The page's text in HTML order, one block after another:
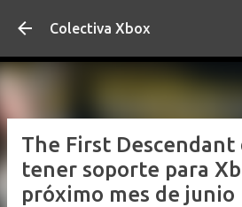
Ir al contenido
Colectiva Xbox
The First Descendant
tener soporte para
próximo mes de junio